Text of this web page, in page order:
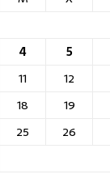
4 5
11 12
18 19
25 26